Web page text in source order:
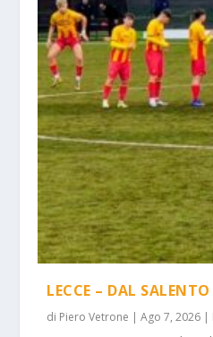
LECCE – DAL
di Piero Vetrone |Ago 7, 2026 |